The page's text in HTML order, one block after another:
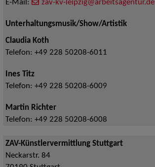
E-Mail:
zav-kv-leipzig@arbeitsagentur.de
Unterhaltungsmusik/Show/Artistik
Claudia Koth
Telefon: +49 228 50208-6011
Ines Titz
Telefon: +49 228 50208-6009
Martin Richter
Telefon: +49 228 50208-6008
ZAV-Künstlervermittlung Stuttgart
Neckarstr. 84